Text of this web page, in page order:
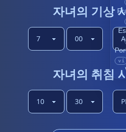
vi
자녀의 기상
자녀의 취침